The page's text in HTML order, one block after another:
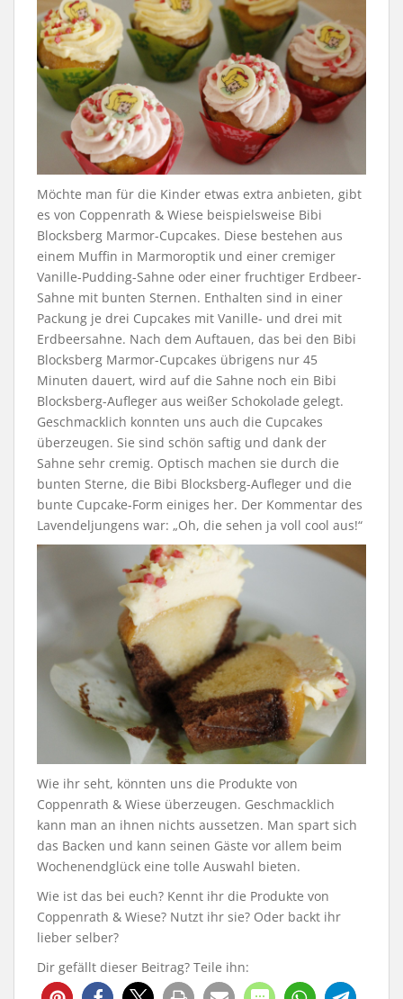
Möchte man für die Kinder etwas extra anbieten, gibt
es von Coppenrath & Wiese beispielsweise Bibi
Blocksberg Marmor-Cupcakes. Diese bestehen aus
einem Muffin in Marmoroptik und einer cremiger
Vanille-Pudding-Sahne oder einer fruchtiger Erdbeer-
Sahne mit bunten Sternen. Enthalten sind in einer
Packung je drei Cupcakes mit Vanille- und drei mit
Erdbeersahne. Nach dem Auftauen, das bei den Bibi
Blocksberg Marmor-Cupcakes übrigens nur 45
Minuten dauert, wird auf die Sahne noch ein Bibi
Blocksberg-Aufleger aus weißer Schokolade gelegt.
Geschmacklich konnten uns auch die Cupcakes
überzeugen. Sie sind schön saftig und dank der
Sahne sehr cremig. Optisch machen sie durch die
bunten Sterne, die Bibi Blocksberg-Aufleger und die
bunte Cupcake-Form einiges her. Der Kommentar des
Lavendeljungens war: „Oh, die sehen ja voll cool aus!“
Wie ihr seht, könnten uns die Produkte von
Coppenrath & Wiese überzeugen. Geschmacklich
kann man an ihnen nichts aussetzen. Man spart sich
das Backen und kann seinen Gäste vor allem beim
Wochenendglück eine tolle Auswahl bieten.
Wie ist das bei euch? Kennt ihr die Produkte von
Coppenrath & Wiese? Nutzt ihr sie? Oder backt ihr
lieber selber?
Dir gefällt dieser Beitrag? Teile ihn: